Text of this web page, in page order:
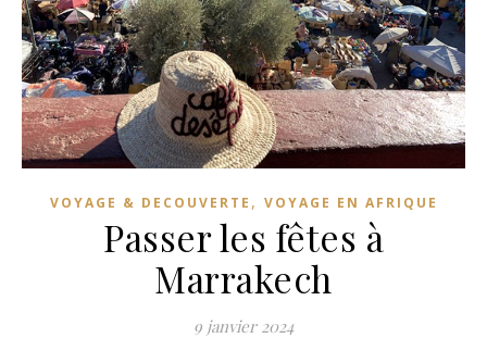
VOYAGE & DECOUVERTE , VOYAGE EN AFRIQUE
Passer les fêtes à
Marrakech
9 janvier 2024